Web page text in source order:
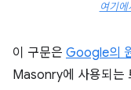
여기
이 구문은 Google의
Masonry에 사용되는